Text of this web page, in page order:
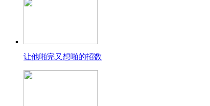
让他啪完又想啪的招数